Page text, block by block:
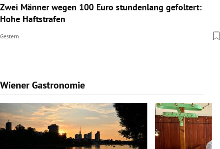
Zwei Männer wegen 100 Euro stundenlang gefoltert:
Hohe Haftstrafen
Gestern
Wiener Gastronomie
Slide 1 von 15